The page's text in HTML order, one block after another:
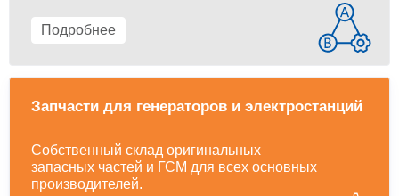
Подробнее
Запчасти для генераторов и электростанций
Собственный склад оригинальных
запасных частей и ГСМ для всех основных
производителей.